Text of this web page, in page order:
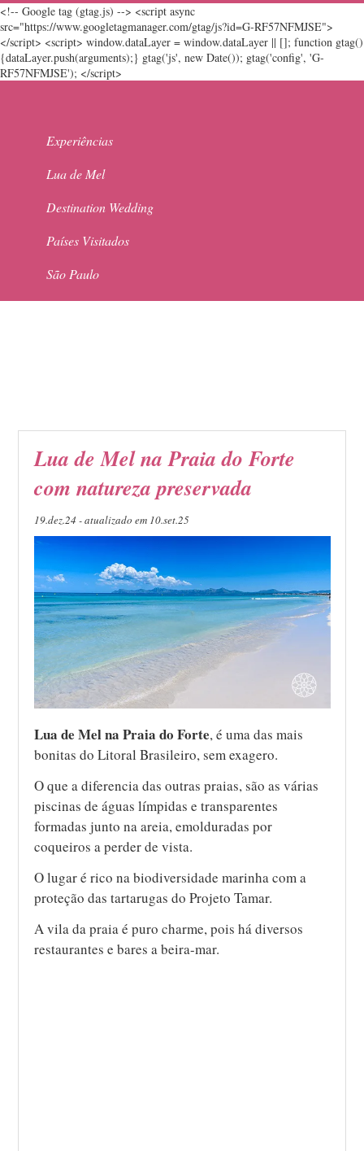
<!-- Google tag (gtag.js) --> <script async
src="https://www.googletagmanager.com/gtag/js?id=G-RF57NFMJSE">
</script> <script> window.dataLayer = window.dataLayer || []; function gtag()
{dataLayer.push(arguments);} gtag('js', new Date()); gtag('config', 'G-
RF57NFMJSE'); </script>
Experiências
Lua de Mel
Destination Wedding
Países Visitados
São Paulo
Lua de Mel na Praia do Forte
com natureza preservada
19.dez.24 - atualizado em 10.set.25
Lua de Mel na Praia do Forte, é uma das mais
bonitas do Litoral Brasileiro, sem exagero.
O que a diferencia das outras praias, são as várias
piscinas de águas límpidas e transparentes
formadas junto na areia, emolduradas por
coqueiros a perder de vista.
O lugar é rico na biodiversidade marinha com a
proteção das tartarugas do Projeto Tamar.
A vila da praia é puro charme, pois há diversos
restaurantes e bares a beira-mar.